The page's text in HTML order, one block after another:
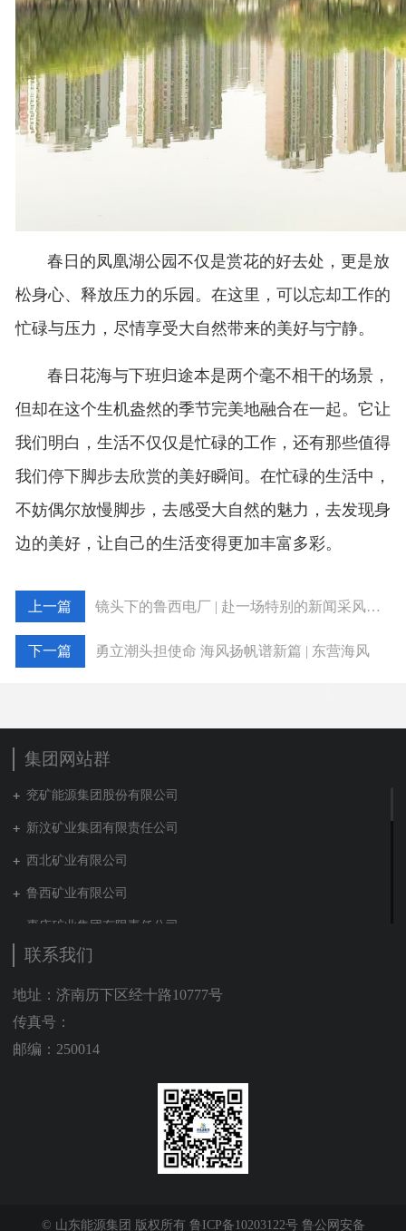
春日的凤凰湖公园不仅是赏花的好去处，更是放
松身心、释放压力的乐园。在这里，可以忘却工作的
忙碌与压力，尽情享受大自然带来的美好与宁静。
春日花海与下班归途本是两个毫不相干的场景，
但却在这个生机盎然的季节完美地融合在一起。它让
我们明白，生活不仅仅是忙碌的工作，还有那些值得
我们停下脚步去欣赏的美好瞬间。在忙碌的生活中，
不妨偶尔放慢脚步，去感受大自然的魅力，去发现身
边的美好，让自己的生活变得更加丰富多彩。
镜头下的鲁西电厂 | 赴一场特别的新闻采风活动
勇立潮头担使命 海风扬帆谱新篇 | 东营海风
集团网站群
兖矿能源集团股份有限公司
新汶矿业集团有限责任公司
西北矿业有限公司
鲁西矿业有限公司
枣庄矿业集团有限责任公司
兖矿新疆能化有限公司
山东泰山地勘集团
新能源集团有限公司
营销贸易公司
肥城矿业集团有限责任公司
装备制造集团有限公司
联系我们
地址：济南历下区经十路10777号
传真号：
邮编：250014
© 山东能源集团 版权所有 鲁ICP备10203122号 鲁公网安备